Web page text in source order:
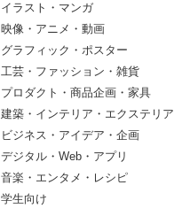
イラスト・マンガ
映像・アニメ・動画
グラフィック・ポスター
工芸・ファッション・雑貨
プロダクト・商品企画・家具
建築・インテリア・エクステリア
ビジネス・アイデア・企画
デジタル・Web・アプリ
音楽・エンタメ・レシピ
学生向け